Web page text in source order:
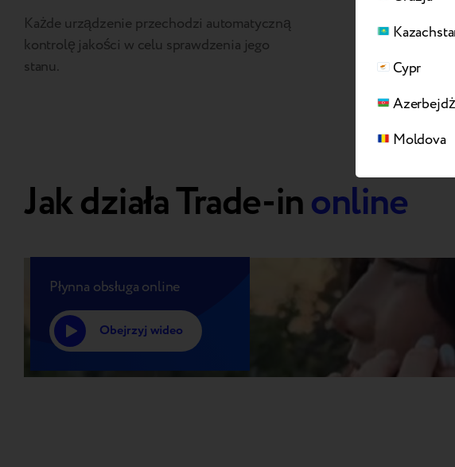
Każde urządzenie przechodzi automatyczną
kontrolę jakości w celu sprawdzenia jego
stanu.
Zadowolony
Jak działa Trade-inonline
Płynna obsługa online
Obejrzyj wideo
Cypr
Moldova